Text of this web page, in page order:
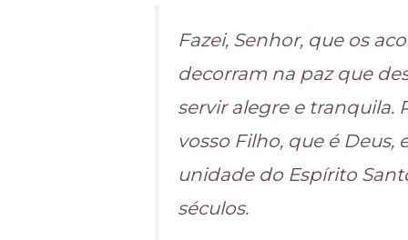
Fazei, Senhor, que os
decorram na paz que
servir alegre e tranquila.
vosso Filho, que é Deus,
unidade do Espírito
séculos.